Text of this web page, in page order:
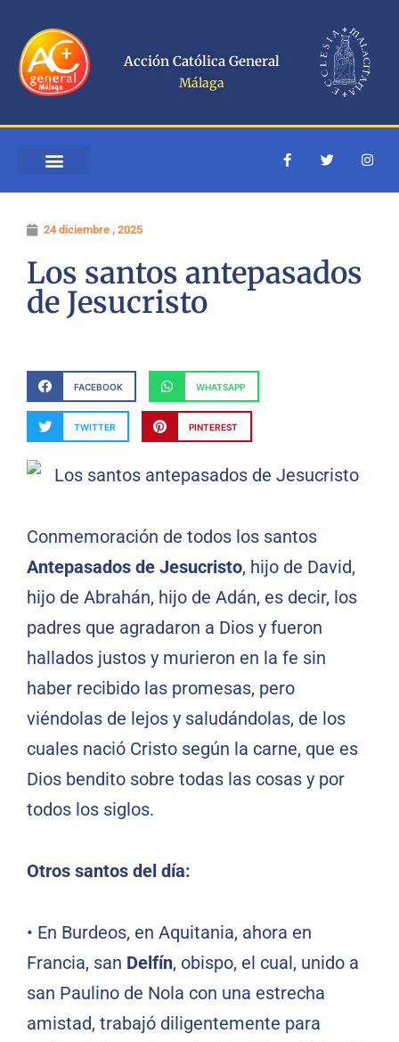
contenido
Acción Católica General
Málaga
F
a
e
f
T
w
t
I
n
t
24 diciembre , 2025
Los santos antepasados
de Jesucristo
FACEBOOK WHATSAPP
TWITTER PINTEREST
Conmemoración de todos los santos
Antepasados de Jesucristo, hijo de David,
hijo de Abrahán, hijo de Adán, es decir, los
padres que agradaron a Dios y fueron
hallados justos y murieron en la fe sin
haber recibido las promesas, pero
viéndolas de lejos y saludándolas, de los
cuales nació Cristo según la carne, que es
Dios bendito sobre todas las cosas y por
todos los siglos.
Otros santos del día:
• En Burdeos, en Aquitania, ahora en
Francia, san Delfín, obispo, el cual, unido a
san Paulino de Nola con una estrecha
amistad, trabajó diligentemente para